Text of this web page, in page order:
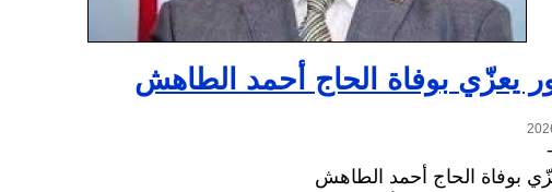
يعزّي بوفاة الحاج أحمد الطاهش
-
بوفاة الحاج أحمد الطاهش